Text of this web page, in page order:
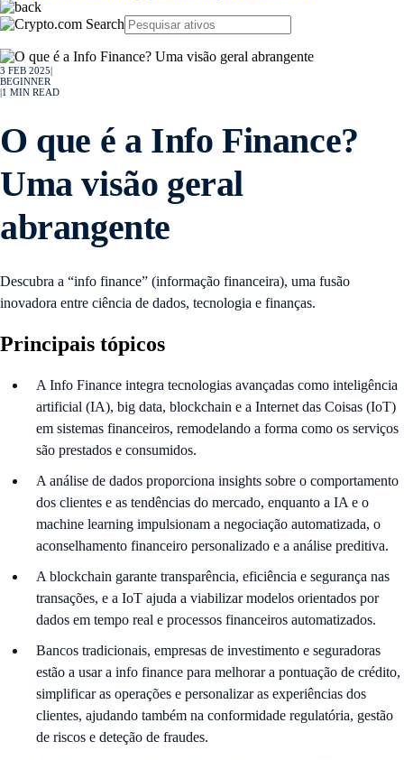
3 FEB 2025
BEGINNER
1 MIN READ
O que é a Info Finance?
Uma visão geral
abrangente
Descubra a “info finance” (informação financeira), uma fusão
inovadora entre ciência de dados, tecnologia e finanças.
Principais tópicos
A Info Finance integra tecnologias avançadas como inteligência
artificial (IA), big data, blockchain e a Internet das Coisas (IoT)
em sistemas financeiros, remodelando a forma como os serviços
são prestados e consumidos.
A análise de dados proporciona insights sobre o comportamento
dos clientes e as tendências do mercado, enquanto a IA e o
machine learning impulsionam a negociação automatizada, o
aconselhamento financeiro personalizado e a análise preditiva.
A blockchain garante transparência, eficiência e segurança nas
transações, e a IoT ajuda a viabilizar modelos orientados por
dados em tempo real e processos financeiros automatizados.
Bancos tradicionais, empresas de investimento e seguradoras
estão a usar a info finance para melhorar a pontuação de crédito,
simplificar as operações e personalizar as experiências dos
clientes, ajudando também na conformidade regulatória, gestão
de riscos e deteção de fraudes.